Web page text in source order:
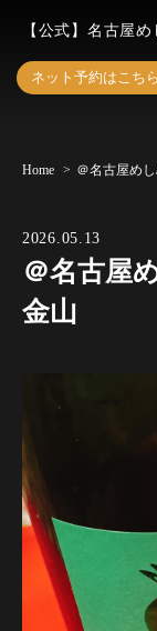
【公式】名古屋
ネット予約はこちら
Home ＠名古屋め
2026.05.13
＠名古屋
金山